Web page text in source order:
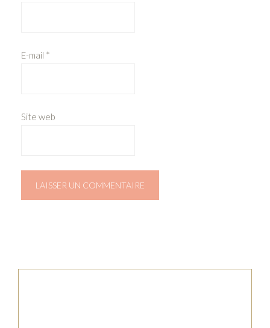
E-mail *
Site web